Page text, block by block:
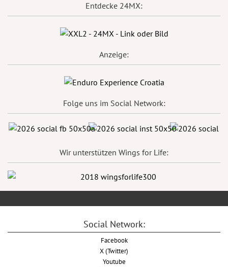
Entdecke 24MX:
Anzeige:
Folge uns im Social Network:
Wir unterstützen Wings for Life:
Social Network:
Facebook
X (Twitter)
Youtube